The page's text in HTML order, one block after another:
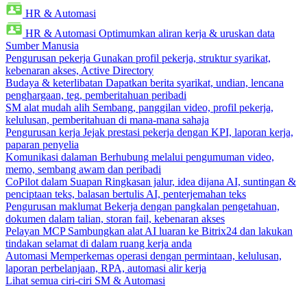
HR & Automasi
HR & Automasi Optimumkan aliran kerja & uruskan data
Sumber Manusia
Pengurusan pekerja Gunakan profil pekerja, struktur syarikat,
kebenaran akses, Active Directory
Budaya & keterlibatan Dapatkan berita syarikat, undian, lencana
penghargaan, teg, pemberitahuan peribadi
SM alat mudah alih Sembang, panggilan video, profil pekerja,
kelulusan, pemberitahuan di mana-mana sahaja
Pengurusan kerja Jejak prestasi pekerja dengan KPI, laporan kerja,
paparan penyelia
Komunikasi dalaman Berhubung melalui pengumuman video,
memo, sembang awam dan peribadi
CoPilot dalam Suapan Ringkasan jalur, idea dijana AI, suntingan &
penciptaan teks, balasan bertulis AI, penterjemahan teks
Pengurusan maklumat Bekerja dengan pangkalan pengetahuan,
dokumen dalam talian, storan fail, kebenaran akses
Pelayan MCP Sambungkan alat AI luaran ke Bitrix24 dan lakukan
tindakan selamat di dalam ruang kerja anda
Automasi Memperkemas operasi dengan permintaan, kelulusan,
laporan perbelanjaan, RPA, automasi alir kerja
Lihat semua ciri-ciri SM & Automasi